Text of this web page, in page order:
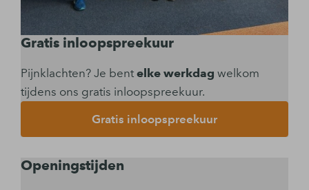
Gratis inloopspreekuur
Pijnklachten? Je bent elke werkdag welkom
tijdens ons gratis inloopspreekuur.
Gratis inloopspreekuur
Openingstijden